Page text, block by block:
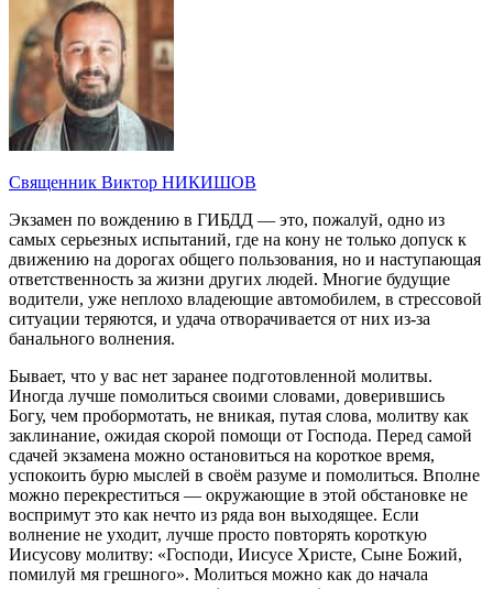
Священник Виктор НИКИШОВ
Экзамен по вождению в ГИБДД — это, пожалуй, одно из
самых серьезных испытаний, где на кону не только допуск к
движению на дорогах общего пользования, но и наступающая
ответственность за жизни других людей. Многие будущие
водители, уже неплохо владеющие автомобилем, в стрессовой
ситуации теряются, и удача отворачивается от них из-за
банального волнения.
Бывает, что у вас нет заранее подготовленной молитвы.
Иногда лучше помолиться своими словами, доверившись
Богу, чем пробормотать, не вникая, путая слова, молитву как
заклинание, ожидая скорой помощи от Господа. Перед самой
сдачей экзамена можно остановиться на короткое время,
успокоить бурю мыслей в своём разуме и помолиться. Вполне
можно перекреститься — окружающие в этой обстановке не
воспримут это как нечто из ряда вон выходящее. Если
волнение не уходит, лучше просто повторять короткую
Иисусову молитву: «Господи, Иисусе Христе, Сыне Божий,
помилуй мя грешного». Молиться можно как до начала